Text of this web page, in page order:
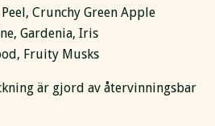
Crunchy Green Apple
Gardenia, Iris
Fruity Musks
är gjord av återvinningsbar